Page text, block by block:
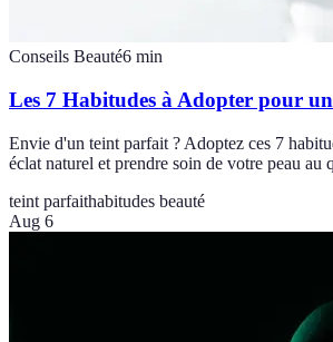
Conseils Beauté6 min
Les 7 Habitudes à Adopter pour
Envie d'un teint parfait ? Adoptez ces 7
éclat naturel et prendre soin de votre peau au
teint parfaithabitudes beauté
Aug 6